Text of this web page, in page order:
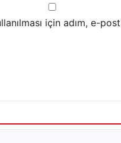
için adım, e-